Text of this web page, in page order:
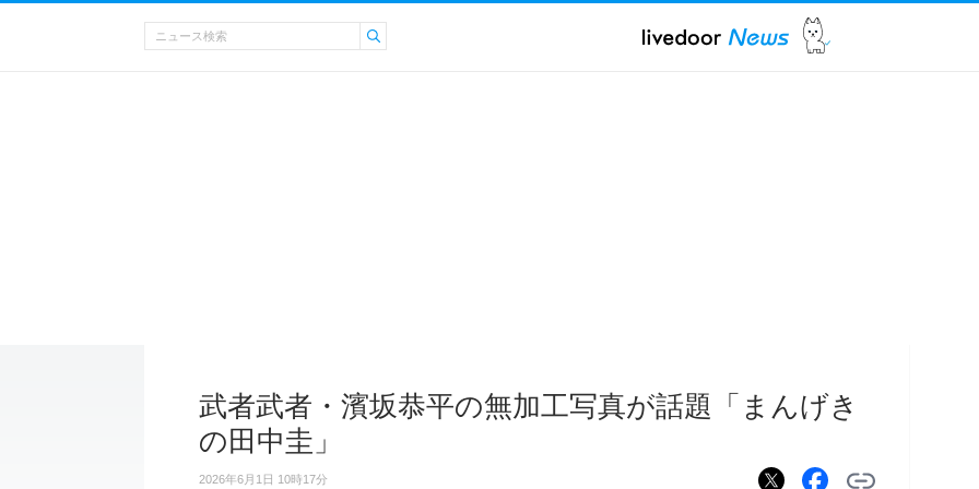
武者武者・濱坂恭平の無加工写真が話題「まんげき
の田中圭」
2026年6月1日 10時17分